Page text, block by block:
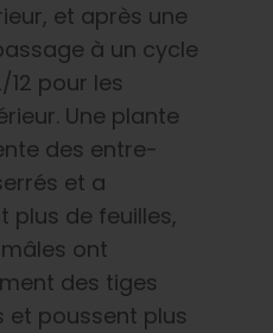
et après une
à un cycle
12 pour les
Une plante
des entre-
et a
plus de feuilles,
ont
des tiges
et poussent plus